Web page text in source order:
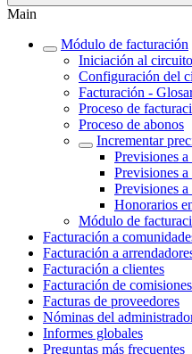
Main
Módulo de facturación
Iniciación al
Configuración del
Facturación -
Proceso de
Proceso de abonos
Incrementar
Previsiones a
Previsiones
Previsiones a
Honorarios
Módulo de
Facturación a
Facturación a
Facturación a clientes
Facturación de
Facturas de proveedores
Nóminas del
Informes globales
Preguntas más frecuentes